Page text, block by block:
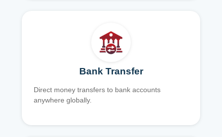
Bank Transfer
Direct money transfers to bank accounts
anywhere globally.